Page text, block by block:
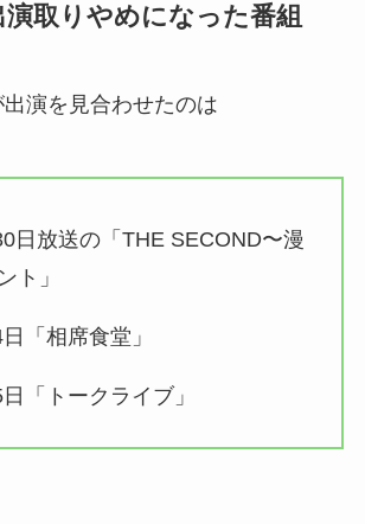
取りやめになった番組
演を見合わせたのは
日放送の「THE SECOND〜漫
ト」
「相席食堂」
「トークライブ」